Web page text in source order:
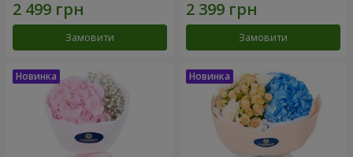
Замовити Замовити